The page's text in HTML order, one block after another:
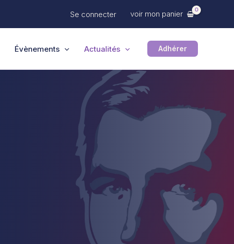
Se connecter voir mon panier
Évènements Actualités Adhérer